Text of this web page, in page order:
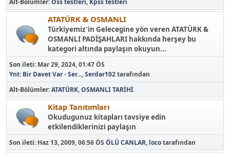
Alt-Bölümler Öss testleri Kpss testleri
ATATÜRK & OSMANLI
Türkiyemiz'in Gelecegine yön veren ATATÜRK &
OSMANLI PADİŞAHLARI hakkında herşey bu
kategori altında paylaşın okuyun...
Son ileti: Mar 29, 2024, 01:47 ÖS
Ynt: Bir Davet Var - Ser...,Serdar102tarafından
Alt-Bölümler ATATÜRK OSMANLI TARİHİ
Kitap Tanıtımları
Okudugunuz kitapları tavsiye edin
etkilendiklerinizi paylaşın
Son ileti: Haz 13, 2009, 06:56 ÖS ÖLÜ CANLAR, locotarafından